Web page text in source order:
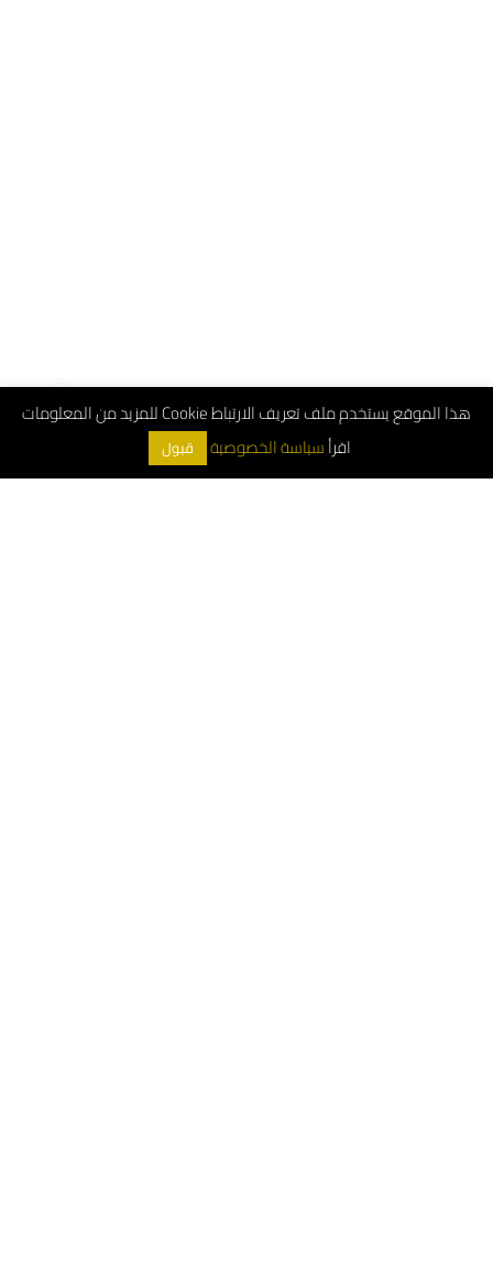
هذا الموقع يستخدم ملف تعريف الارتباط Cookie للمزيد من المعلومات
اقرأسياسة الخصوصية قبول